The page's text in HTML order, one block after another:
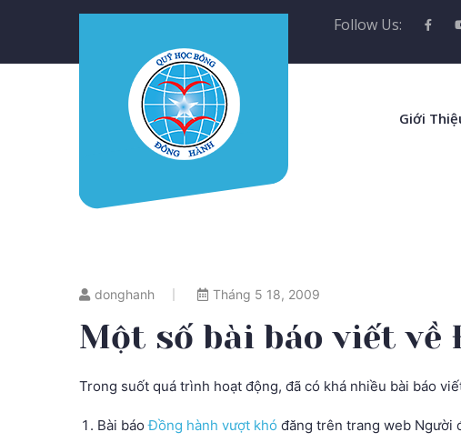
Follow Us:
Giới
donghanh Tháng 5 18, 2009
Một số bài báo viết về
Trong suốt quá trình hoạt động, đã có khá nhiều bài báo
Bài báoĐồng hành vượt khó đăng trên trang web Người